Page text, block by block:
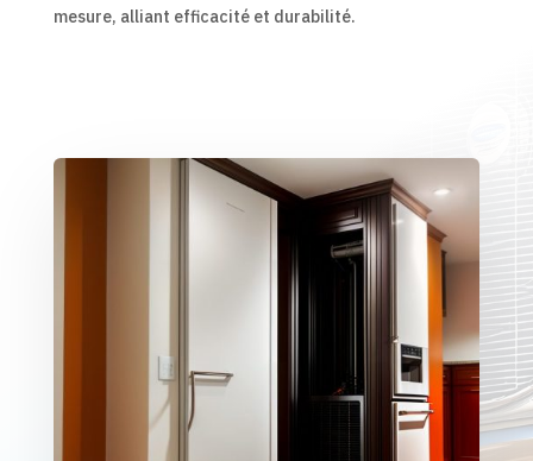
mesure, alliant efficacité et durabilité.